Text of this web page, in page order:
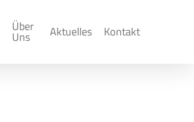
Über
Uns Aktuelles Kontakt